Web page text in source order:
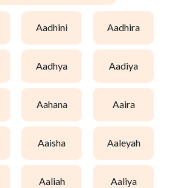
aadhini aadhira
aadhya aadiya
aahana aaira
aaisha aaleyah
aaliah aaliya